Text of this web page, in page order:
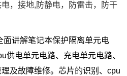
，接地,防静电，防雷击，防干
面讲解笔记本保护隔离单元电
供电单元电路、充电单元电路、
及故障维修。芯片的识别、cpu